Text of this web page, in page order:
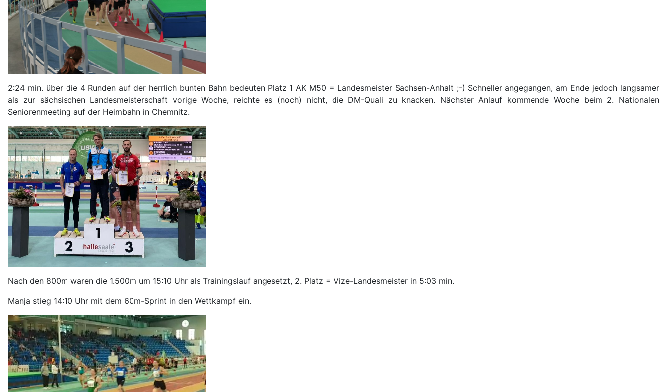
2:24 min. über die 4 Runden auf der herrlich bunten Bahn bedeuten Platz 1 AK M50 = Landesmeister Sachsen-Anhalt ;-) Schneller angegangen, am Ende jedoch langsamer
als zur sächsischen Landesmeisterschaft vorige Woche, reichte es (noch) nicht, die DM-Quali zu knacken. Nächster Anlauf kommende Woche beim 2. Nationalen
Seniorenmeeting auf der Heimbahn in Chemnitz.
Nach den 800m waren die 1.500m um 15:10 Uhr als Trainingslauf angesetzt, 2. Platz = Vize-Landesmeister in 5:03 min.
Manja stieg 14:10 Uhr mit dem 60m-Sprint in den Wettkampf ein.